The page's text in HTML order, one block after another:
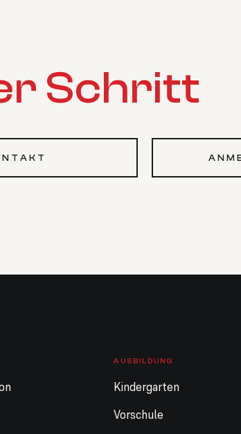
Schritt
AUSBILDUNG
Kindergarten
Vorschule